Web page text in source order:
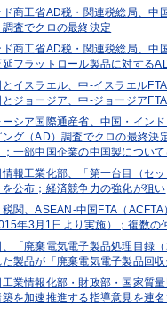
ド商工省AD税・関連税総局、中
調査でクロの最終決定
ド商工省AD税・関連税総局、中
延フラットロール製品に対する
とイスラエル、中-イスラエル
とジョージア、中-ジョージア
ーシア国際通産省、中国・イン
ング（AD）調査でクロの最終
；一部中国企業の中国製につい
情報工業化部、「第一台目（セ
を公布；経済競争力の強化が狙い
税関、ASEAN-中国FTA（
年3月1日より実施）；複数
、「廃棄電気電子製品処理目録
た製品が「廃棄電気電子製品回
工業情報化部・財政部・国家質
築を加速推進する指導意見を連